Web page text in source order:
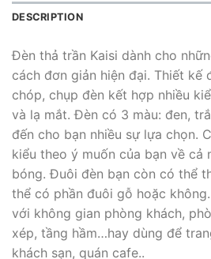
DESCRIPTION
Đèn thả trần Kaisi dành cho
cách đơn giản hiện đại. Thiết kế
chóp, chụp đèn kết hợp nhiều
và lạ mắt. Đèn có 3 màu: đen,
đến cho bạn nhiều sự lựa chọn.
kiểu theo ý muốn của bạn về cả
bóng. Đuôi đèn bạn còn có thể
thể có phần đuôi gỗ hoặc
với không gian phòng khách,
xép, tầng hầm…hay dùng để
khách sạn, quán cafe..